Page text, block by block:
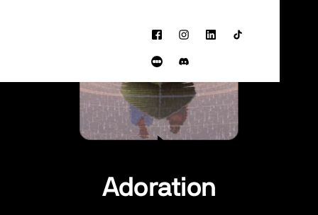
FacebookInstagram
LinkedInTikTok
Letterboxd
Discord
Adoration